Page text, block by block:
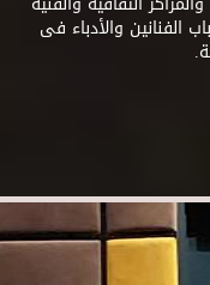
الفنانين والأدباء فى